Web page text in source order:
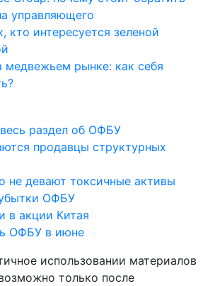
управляющего
кто интересуется зеленой
медвежьем рынке: как себя
продавцы структурных
не девают токсичные активы
ОФБУ
в акции Китая
ОФБУ в июне
использовании материалов
только после